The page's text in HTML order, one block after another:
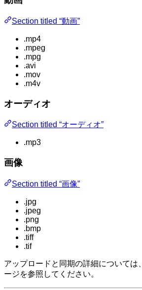
Section titled “動画”
.mp4
.mpeg
.mpg
.avi
.mov
.m4v
オーディオ
Section titled “オーディオ”
.mp3
画像
Section titled “画像”
.jpg
.jpeg
.png
.bmp
.tiff
.tif
アップロードと同期の詳細については、
ージを参照してください。